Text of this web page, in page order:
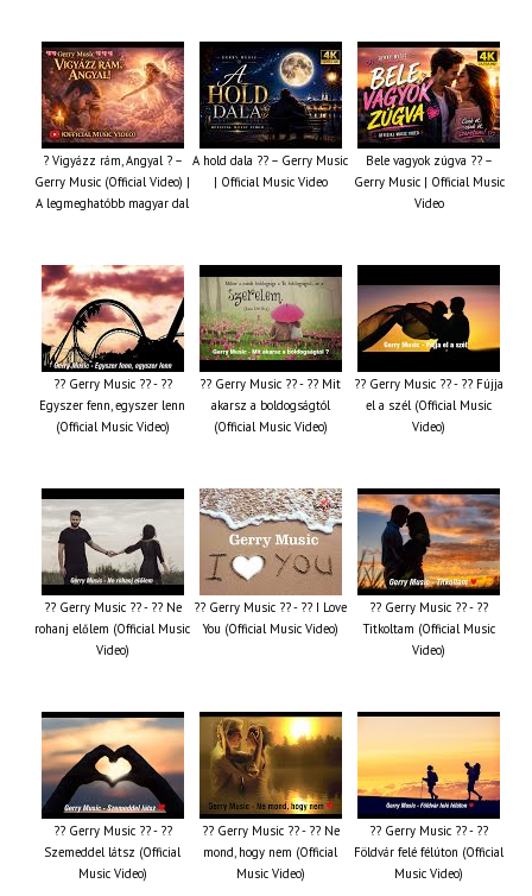
? Vigyázz rám, Angyal ? –
Gerry Music (Official Video) |
A legmeghatóbb magyar dal
A hold dala ?? – Gerry Music
| Official Music Video
Bele vagyok zúgva ?? –
Gerry Music | Official Music
Video
?? Gerry Music ?? - ??
Egyszer fenn, egyszer lenn
(Official Music Video)
?? Gerry Music ?? - ?? Mit
akarsz a boldogságtól
(Official Music Video)
?? Gerry Music ?? - ?? Fújja
el a szél (Official Music
Video)
?? Gerry Music ?? - ?? Ne
rohanj előlem (Official Music
Video)
?? Gerry Music ?? - ?? I Love
You (Official Music Video)
?? Gerry Music ?? - ??
Titkoltam (Official Music
Video)
?? Gerry Music ?? - ??
Szemeddel látsz (Official
Music Video)
?? Gerry Music ?? - ?? Ne
mond, hogy nem (Official
Music Video)
?? Gerry Music ?? - ??
Földvár felé félúton (Official
Music Video)